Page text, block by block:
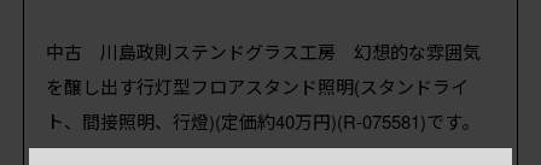
中古 川島政則ステンドグラス工房 幻想的な雰囲気
を醸し出す行灯型フロアスタンド照明(スタンドライ
ト、間接照明、行燈)(定価約40万円)(R-075581)です。